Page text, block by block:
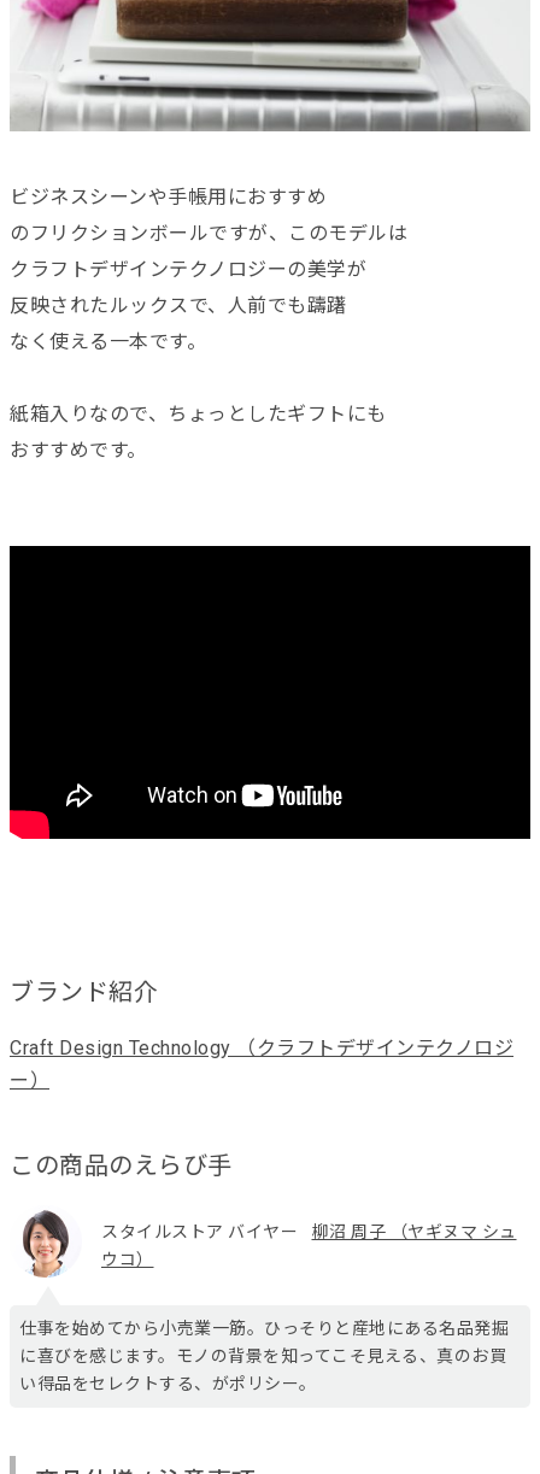
ビジネスシーンや手帳用におすすめ
のフリクションボールですが、このモデルは
クラフトデザインテクノロジーの美学が
反映されたルックスで、人前でも躊躇
なく使える一本です。
紙箱入りなので、ちょっとしたギフトにも
おすすめです。
ブランド紹介
Craft Design Technology （クラフトデザインテクノロジ
ー）
この商品のえらび手
スタイルストア バイヤー
柳沼 周子 （ヤギヌマ シュ
ウコ）
仕事を始めてから小売業一筋。ひっそりと産地にある名品発掘
に喜びを感じます。モノの背景を知ってこそ見える、真のお買
い得品をセレクトする、がポリシー。